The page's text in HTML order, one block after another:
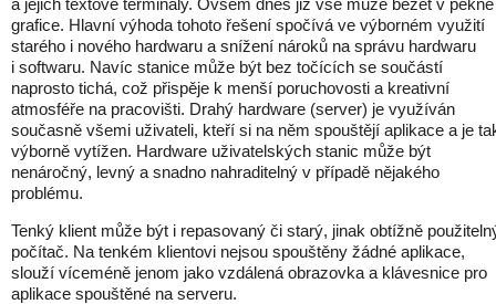
a jejich textové terminály. Ovšem dnes již vše může běžet v pěkné
grafice. Hlavní výhoda tohoto řešení spočívá ve výborném využití
starého i nového hardwaru a snížení nároků na správu hardwaru
i softwaru. Navíc stanice může být bez točících se součástí
naprosto tichá, což přispěje k menší poruchovosti a kreativní
atmosféře na pracovišti. Drahý hardware (server) je využíván
současně všemi uživateli, kteří si na něm spouštějí aplikace a je
výborně vytížen. Hardware uživatelských stanic může být
nenáročný, levný a snadno nahraditelný v případě nějakého
problému.
Tenký klient může být i repasovaný či starý, jinak obtížně
počítač. Na tenkém klientovi nejsou spouštěny žádné aplikace,
slouží víceméně jenom jako vzdálená obrazovka a klávesnice pro
aplikace spouštěné na serveru.